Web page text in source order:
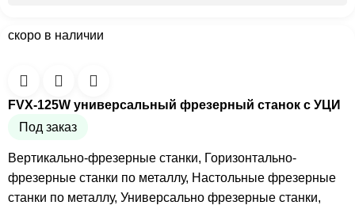
скоро в наличии
FVX-125W универсальный фрезерный станок с УЦИ
Под заказ
Вертикально-фрезерные станки, Горизонтально-
фрезерные станки по металлу, Настольные фрезерные
станки по металлу, Универсально фрезерные станки,